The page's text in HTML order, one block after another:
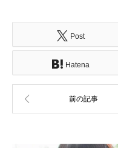
Post
Hatena